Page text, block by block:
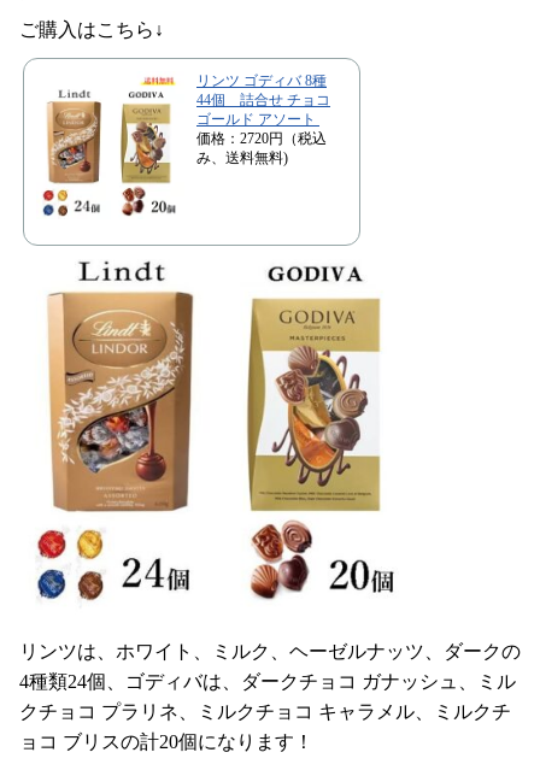
ご購入はこちら↓
リンツ ゴディバ 8種
44個 詰合せ チョコ
ゴールド アソート
価格：2720円（税込
み、送料無料)
リンツは、ホワイト、ミルク、ヘーゼルナッツ、ダークの
4種類24個、ゴディバは、ダークチョコ ガナッシュ、ミル
クチョコ プラリネ、ミルクチョコ キャラメル、ミルクチ
ョコ ブリスの計20個になります！